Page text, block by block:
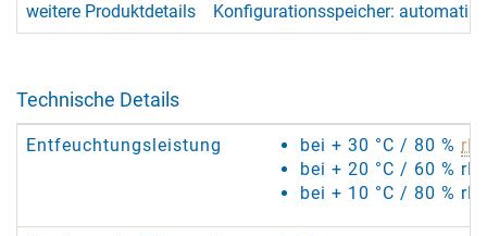
weitere Produktdetails Konfigurationsspeicher:
Technische Details
Entfeuchtungsleistung bei + 30 °C / 80 % rF
bei + 20 °C / 60 %
bei + 10 °C / 80 %